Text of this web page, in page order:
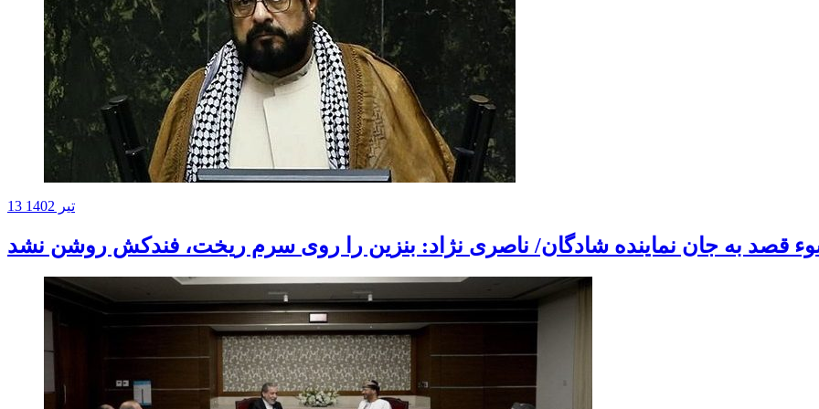
13 تیر 1402
قصد به جان نماینده شادگان/ ناصری نژاد: بنزین را روی سرم ریخت، فندکش روشن نشد